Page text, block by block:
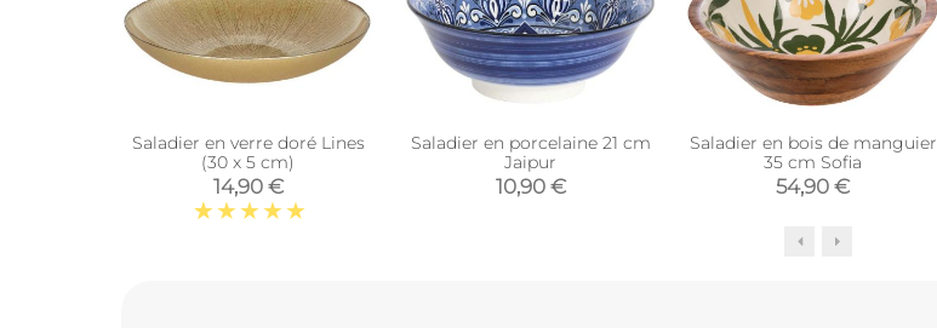
Saladier en verre doré Lines
(30 x 5 cm)
14,90 €
Saladier en porcelaine 21 cm
Jaipur
10,90 €
Saladier en bois de manguier
35 cm Sofia
54,90 €